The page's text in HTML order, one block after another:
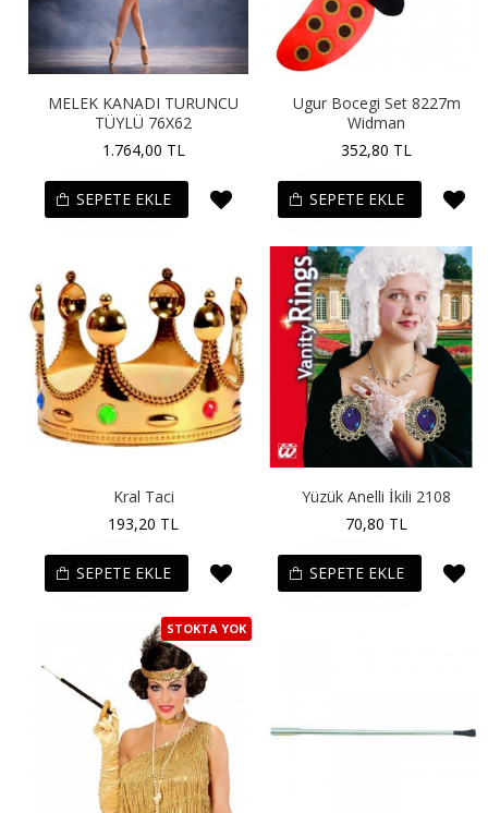
MELEK KANADI TURUNCU
TÜYLÜ 76X62
1.764,00 TL
SEPETE EKLE
Ugur Bocegi Set 8227m
Widman
352,80 TL
SEPETE EKLE
Kral Taci
193,20 TL
SEPETE EKLE
Yüzük Anelli İkili 2108
70,80 TL
SEPETE EKLE
STOKTA YOK